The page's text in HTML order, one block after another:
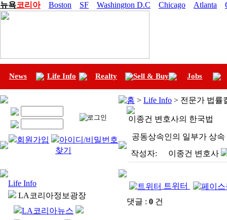
뉴욕코리아 Boston SF Washington D.C Chicago Atlanta
News Life Info Realty Sell & Buy Jobs
회원가입
아이디/비밀번호
찾기
Life Info
LA코리아정보광장
LA코리아뉴스
홈 > Life Info > 전문가 법률
이종건 변호사의 한국법
공동상속인의 일부가 상
작성자:
이종건 변호사
트위터
댓글 : 0 건